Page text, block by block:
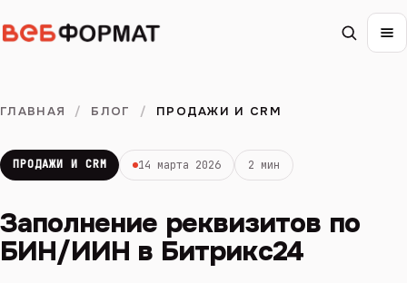
ГЛАВНАЯ / БЛОГ / ПРОДАЖИ И CRM
ПРОДАЖИ И CRM 14 марта 2026 2 мин
Заполнение реквизитов по
БИН/ИИН в Битрикс24